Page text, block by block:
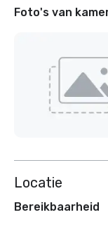
Foto's van
Locatie
Bereikbaarheid